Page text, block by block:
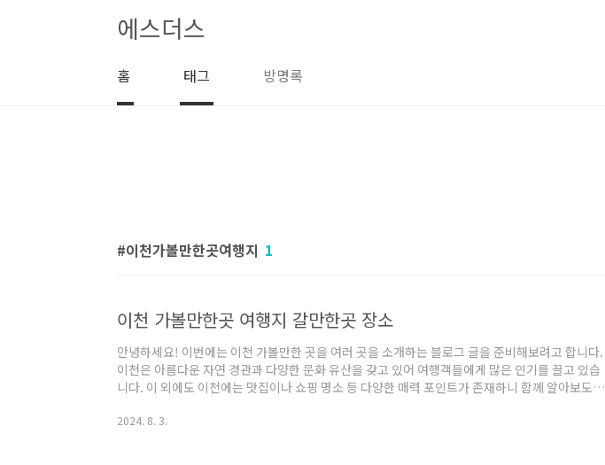
에스더스
홈 태그 방명록
이천가볼만한곳여행지 1
이천 가볼만한곳 여행지 갈만한곳 장소
안녕하세요! 이번에는 이천 가볼만한 곳을 여러 곳을 소개하는 블로그 글을 준비해보려고 합니다.
이천은 아름다운 자연 경관과 다양한 문화 유산을 갖고 있어 여행객들에게 많은 인기를 끌고 있습
니다. 이 외에도 이천에는 맛집이나 쇼핑 명소 등 다양한 매력 포인트가 존재하니 함께 알아보도록
안내 1. 미란다 스파플러스 안내주소 : 경기 이천시 중리천로115번길 45 미란다호텔&미란다스파
2024. 8. 3.